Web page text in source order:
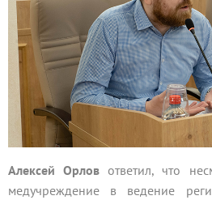
Алексей Орлов ответил, что
медучреждение в ведение